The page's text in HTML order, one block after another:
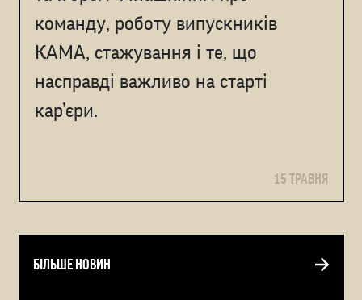
команду, роботу випускників
КАМА, стажування і те, що
насправді важливо на старті
кар’єри.
15 ТРАВНЯ
БІЛЬШЕ НОВИН